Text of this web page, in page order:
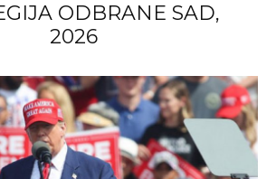
ODBRANE SAD,
2026